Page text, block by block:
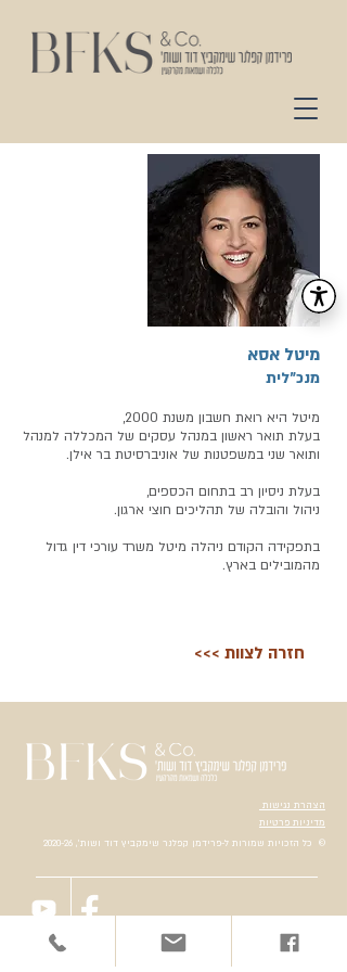
מיטל אסא
מנכ״לית
מיטל היא רואת חשבון משנת 2000,
בעלת תואר ראשון במנהל עסקים של המכללה למנהל
ותואר שני במשפטנות של אוניברסיטת בר אילן.
בעלת ניסיון רב בתחום הכספים,
ניהול והובלה של תהליכים חוצי ארגון.
בתפקידה הקודם ניהלה מיטל משרד עורכי דין גדול
מהמובילים בארץ.
<<< חזרה לצוות
הצהרת נגישות
מדיניות פרטיות
© כל הזכויות שמורות ל-פרידמן קפלנר שימקביץ דוד ושות׳, 2020-26